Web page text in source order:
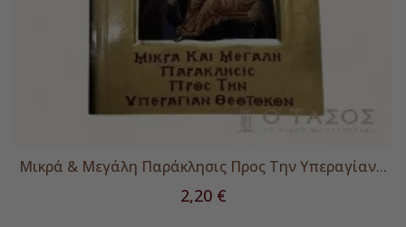
Μικρά & Μεγάλη Παράκλησις Προς Την Υπεραγίαν...
Τιμή
2,20 €